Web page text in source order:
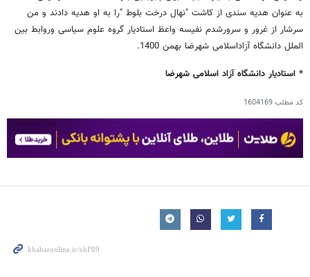
به عنوان هدیه سندی از کاشت "نهال درخت بلوط "را به او هدیه دادند و من
سرشار از غرور و سرورشدم نفیسه واعظ استادیار گروه علوم سیاسی وروابط بین
الملل دانشگاه آزاداسلامی شهرضا بهمن 1400.
* استادیار دانشگاه آزاد اسلامی شهرضا
کد مطلب1604169